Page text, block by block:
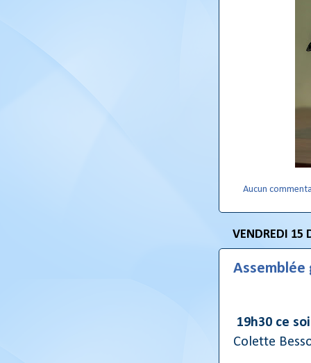
Aucun
VENDREDI 15
Assemblée
19h30 ce
Colette